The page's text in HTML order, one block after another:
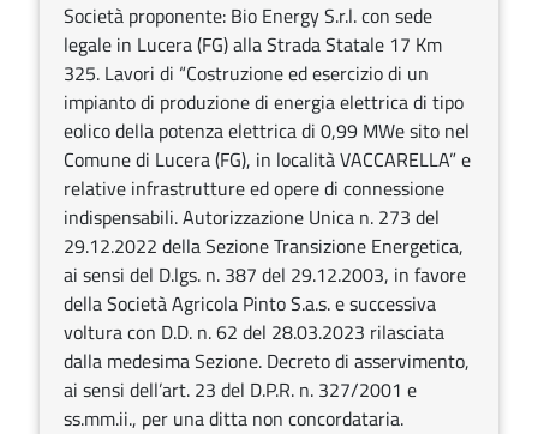
Società proponente: Bio Energy S.r.l. con sede
legale in Lucera (FG) alla Strada Statale 17 Km
325. Lavori di “Costruzione ed esercizio di un
impianto di produzione di energia elettrica di tipo
eolico della potenza elettrica di 0,99 MWe sito nel
Comune di Lucera (FG), in località VACCARELLA” e
relative infrastrutture ed opere di connessione
indispensabili. Autorizzazione Unica n. 273 del
29.12.2022 della Sezione Transizione Energetica,
ai sensi del D.lgs. n. 387 del 29.12.2003, in favore
della Società Agricola Pinto S.a.s. e successiva
voltura con D.D. n. 62 del 28.03.2023 rilasciata
dalla medesima Sezione. Decreto di asservimento,
ai sensi dell’art. 23 del D.P.R. n. 327/2001 e
ss.mm.ii., per una ditta non concordataria.